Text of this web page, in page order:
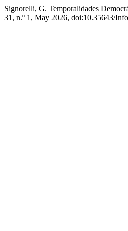
Signorelli, G. Temporalidades
31, n.º 1, May 2026, doi:10.35643/